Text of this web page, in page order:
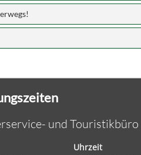
und Touristikbüro
Uhrzeit